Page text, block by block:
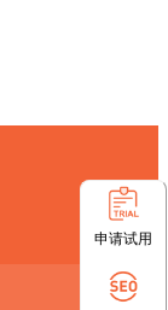
申请试用